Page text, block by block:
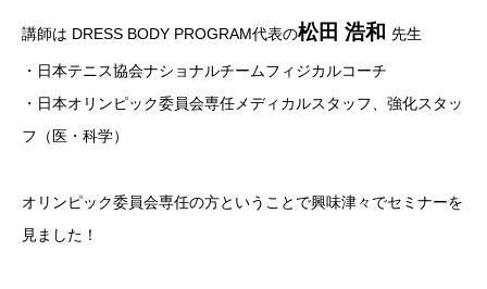
講師は DRESS BODY PROGRAM代表の松田 浩和 先生
・日本テニス協会ナショナルチームフィジカルコーチ
・日本オリンピック委員会専任メディカルスタッフ、強化スタッ
フ（医・科学）
オリンピック委員会専任の方ということで興味津々でセミナーを
見ました！